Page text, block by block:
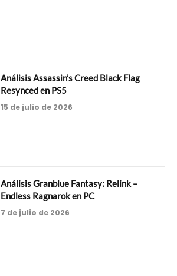
Análisis Assassin’s Creed Black Flag
Resynced en PS5
15 de julio de 2026
Análisis Granblue Fantasy: Relink –
Endless Ragnarok en PC
7 de julio de 2026